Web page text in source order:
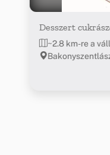
Desszert
~2.8 km-re a